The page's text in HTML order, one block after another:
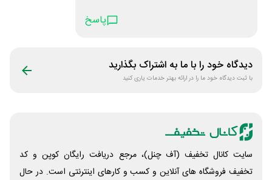
پاسخ
دیدگاه خود را با ما به اشتراک بگذارید
با ثبت دیدگاه خود ما را در ارائه بهتر خدمات یاری کنید
سایت کانال تخفیف (آف چنل)، مرجع دریافت رایگان کوپن و کد
تخفیف فروشگاه های آنلاین و کسب و‌ کارهای اینترنتی است. در حال